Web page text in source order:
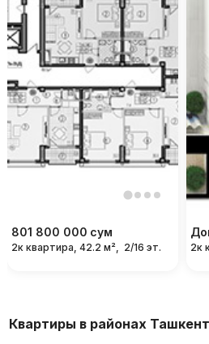
801 800 000 сум
2к квартира, 42.2 м², 2/16 эт. 2к
Квартиры в районах